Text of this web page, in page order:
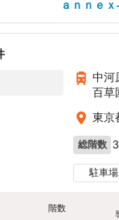
ａｎｎｅ
中河
百草
東京
総階数
駐車場
階数